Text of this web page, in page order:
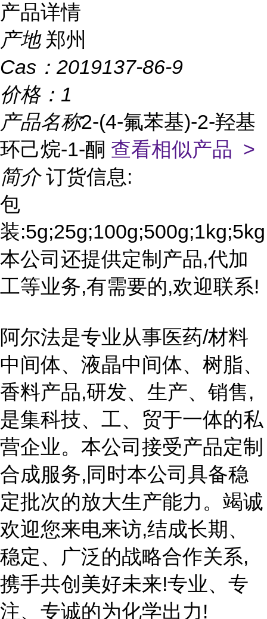
产品详情
产地 郑州
Cas： 2019137-86-9
价格： 1
产品名称2-(4-氟苯基)-2-羟基
环己烷-1-酮 查看相似产品 >
简介 订货信息:
包
装:5g;25g;100g;500g;1kg;5kg
本公司还提供定制产品,代加
工等业务,有需要的,欢迎联系!
阿尔法是专业从事医药/材料
中间体、液晶中间体、树脂、
香料产品,研发、生产、销售,
是集科技、工、贸于一体的私
营企业。本公司接受产品定制
合成服务,同时本公司具备稳
定批次的放大生产能力。竭诚
欢迎您来电来访,结成长期、
稳定、广泛的战略合作关系,
携手共创美好未来!专业、专
注、专诚的为化学出力!